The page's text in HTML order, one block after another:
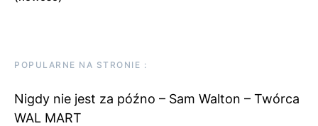
POPULARNE NA STRONIE :
Nigdy nie jest za późno – Sam Walton – Twórca
WAL MART